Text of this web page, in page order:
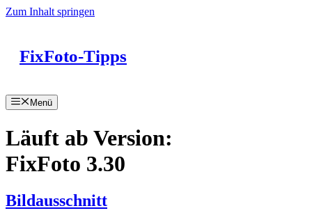
Zum Inhalt springen
FixFoto-Tipps
Menü
Läuft ab Version:
FixFoto 3.30
Bildausschnitt